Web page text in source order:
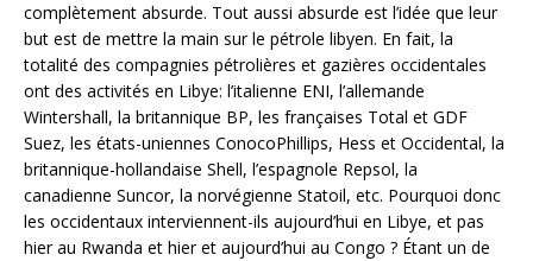
complètement absurde. Tout aussi absurde est l’idée que leur
but est de mettre la main sur le pétrole libyen. En fait, la
totalité des compagnies pétrolières et gazières occidentales
ont des activités en Libye: l’italienne ENI, l’allemande
Wintershall, la britannique BP, les françaises Total et GDF
Suez, les états-uniennes ConocoPhillips, Hess et Occidental, la
britannique-hollandaise Shell, l’espagnole Repsol, la
canadienne Suncor, la norvégienne Statoil, etc. Pourquoi donc
les occidentaux interviennent-ils aujourd’hui en Libye, et pas
hier au Rwanda et hier et aujourd’hui au Congo ? Étant un de